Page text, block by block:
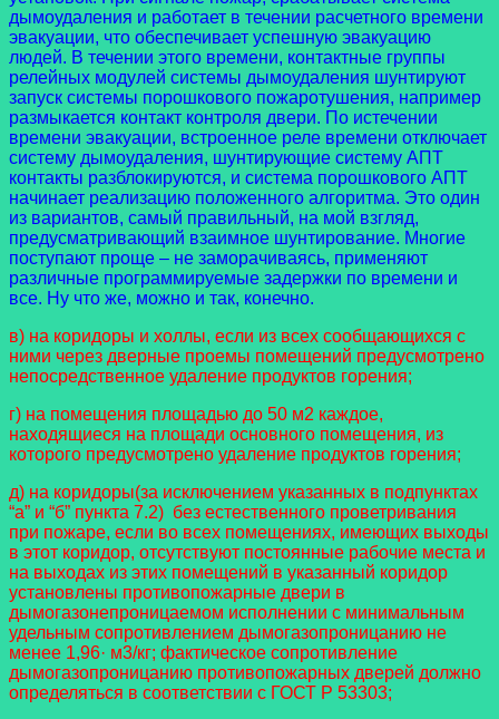
дымоудаления и работает в течении расчетного времени
эвакуации, что обеспечивает успешную эвакуацию
людей. В течении этого времени, контактные группы
релейных модулей системы дымоудаления шунтируют
запуск системы порошкового пожаротушения, например
размыкается контакт контроля двери. По истечении
времени эвакуации, встроенное реле времени отключает
систему дымоудаления, шунтирующие систему АПТ
контакты разблокируются, и система порошкового АПТ
начинает реализацию положенного алгоритма. Это один
из вариантов, самый правильный, на мой взгляд,
предусматривающий взаимное шунтирование. Многие
поступают проще – не заморачиваясь, применяют
различные программируемые задержки по времени и
все. Ну что же, можно и так, конечно.
в) на коридоры и холлы, если из всех сообщающихся с
ними через дверные проемы помещений предусмотрено
непосредственное удаление продуктов горения;
г) на помещения площадью до 50 м2 каждое,
находящиеся на площади основного помещения, из
которого предусмотрено удаление продуктов горения;
д) на коридоры(за исключением указанных в подпунктах
“а” и “б” пункта 7.2) без естественного проветривания
при пожаре, если во всех помещениях, имеющих выходы
в этот коридор, отсутствуют постоянные рабочие места и
на выходах из этих помещений в указанный коридор
установлены противопожарные двери в
дымогазонепроницаемом исполнении с минимальным
удельным сопротивлением дымогазопроницанию не
менее 1,96· м3/кг; фактическое сопротивление
дымогазопроницанию противопожарных дверей должно
определяться в соответствии с ГОСТ Р 53303;